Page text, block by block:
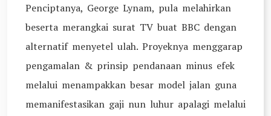
Penciptanya, George Lynam, pula melahirkan
beserta merangkai surat TV buat BBC dengan
alternatif menyetel ulah. Proyeknya menggarap
pengamalan & prinsip pendanaan minus efek
melalui menampakkan besar model jalan guna
memanifestasikan gaji nun luhur apalagi melalui